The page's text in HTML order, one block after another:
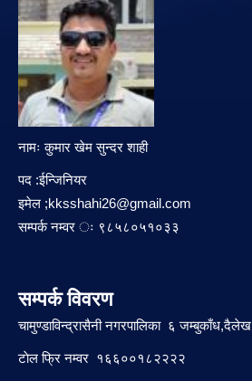
नामः कुमार खेम सुन्दर शाही
पद :ईन्जिनियर
इमेल ;kksshahi26@gmail.com
सम्पर्क नम्वर ः ९८५८०५१०३३
सम्पर्क विवरण
चामुण्डाविन्द्रासैनी नगरपालिका ६ जम्बुकाँध,दैलेख
टाेल फ्रि नम्वर १६६००१८२२२२